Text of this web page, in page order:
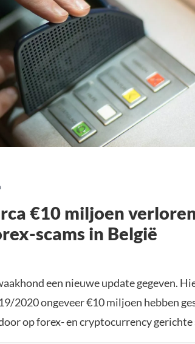
€10 miljoen
scams in België
een nieuwe update gegeven.
2020 ongeveer €10 miljoen hebben
op forex- en cryptocurrency gerichte